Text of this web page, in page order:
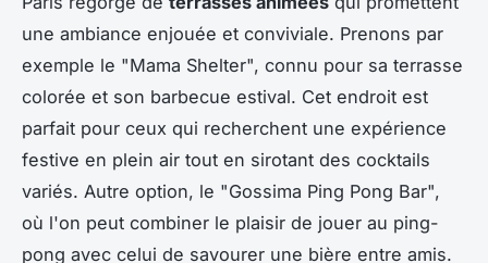
une ambiance enjouée et conviviale. Prenons par
exemple le "Mama Shelter", connu pour sa terrasse
colorée et son barbecue estival. Cet endroit est
parfait pour ceux qui recherchent une expérience
festive en plein air tout en sirotant des cocktails
variés. Autre option, le "Gossima Ping Pong Bar",
où l'on peut combiner le plaisir de jouer au ping-
pong avec celui de savourer une bière entre amis.